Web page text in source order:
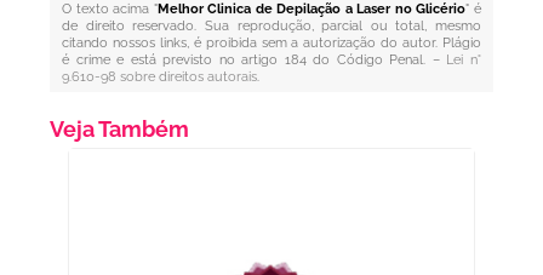
O texto acima "Melhor Clinica de Depilação a Laser no Glicério" é
de direito reservado. Sua reprodução, parcial ou total, mesmo
citando nossos links, é proibida sem a autorização do autor. Plágio
é crime e está previsto no artigo 184 do Código Penal. – Lei n°
9.610-98 sobre direitos autorais.
Veja Também